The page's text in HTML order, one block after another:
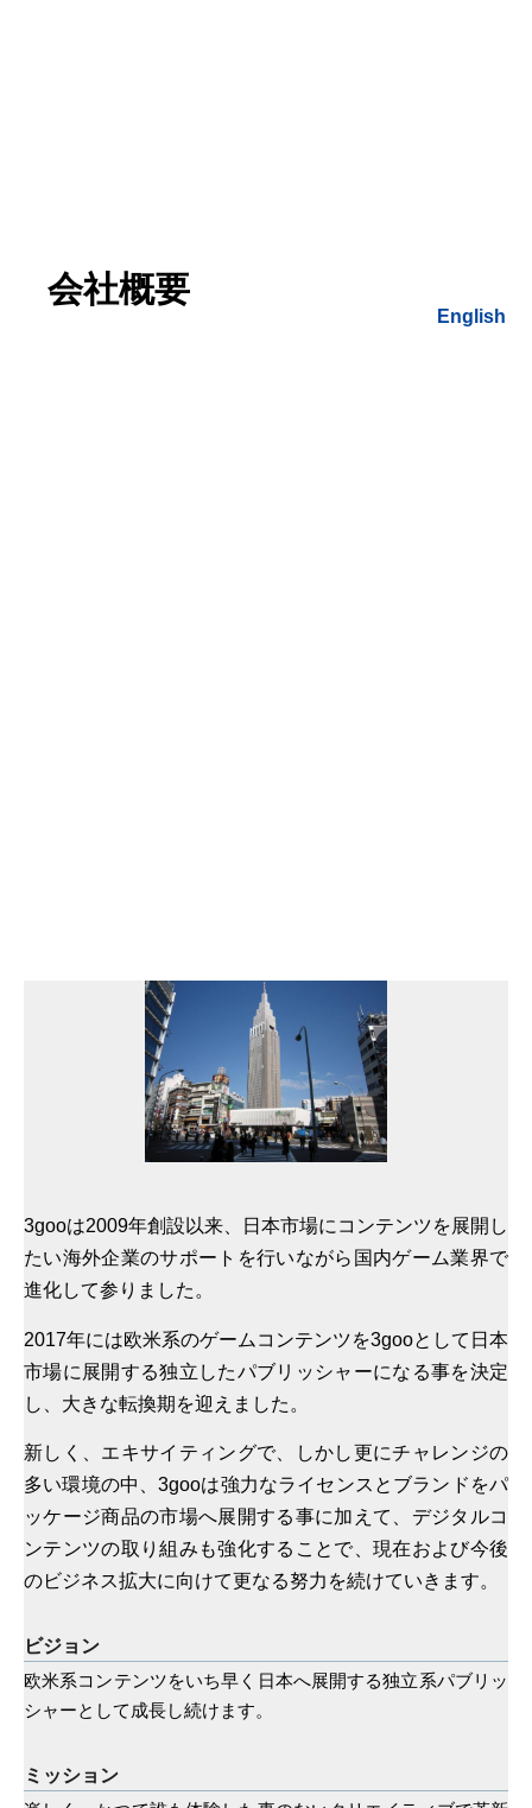
会社概要
English
3gooは2009年創設以来、日本市場にコンテンツを展開し
たい海外企業のサポートを行いながら国内ゲーム業界で
進化して参りました。
2017年には欧米系のゲームコンテンツを3gooとして日本
市場に展開する独立したパブリッシャーになる事を決定
し、大きな転換期を迎えました。
新しく、エキサイティングで、しかし更にチャレンジの
多い環境の中、3gooは強力なライセンスとブランドをパ
ッケージ商品の市場へ展開する事に加えて、デジタルコ
ンテンツの取り組みも強化することで、現在および今後
のビジネス拡大に向けて更なる努力を続けていきます。
ビジョン
欧米系コンテンツをいち早く日本へ展開する独立系パブリッ
シャーとして成長し続けます。
ミッション